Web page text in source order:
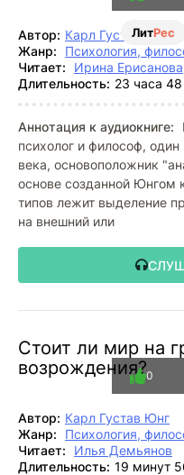
ЛитРес
Автор: Карл Густав Юнг
Жанр:
Психология,
Читает:
Ирина Ерисанова
Длительность: 23 часа
Аннотация к аудиокниге:
психолог и философ,
века, основоположник
основе созданной Юнгом
типов лежит выделение
на внешний или
Стоит ли мир на
возрождения?0
Автор: Карл Густав Юнг
Жанр:
Психология,
Читает:
Илья Демьянов
Длительность: 19 минут